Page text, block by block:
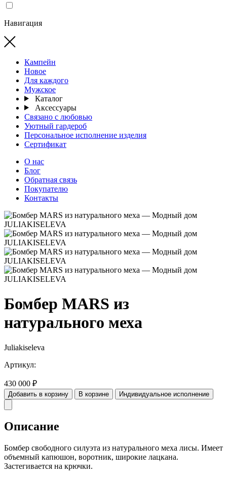
Навигация
Кампейн
Новое
Для каждого
Мужское
Каталог
Аксессуары
Связано с любовью
Уютный гардероб
Персональное исполнение изделия
Сертификат
О нас
Блог
Обратная связь
Покупателю
Контакты
Бомбер MARS из
натурального меха
Juliakiseleva
Артикул:
430 000 ₽
Добавить в корзину В корзине Индивидуальное исполнение
Описание
Бомбер свободного силуэта из натурального меха лисы. Имеет
объемный капюшон, воротник, широкие лацкана.
Застегивается на крючки.